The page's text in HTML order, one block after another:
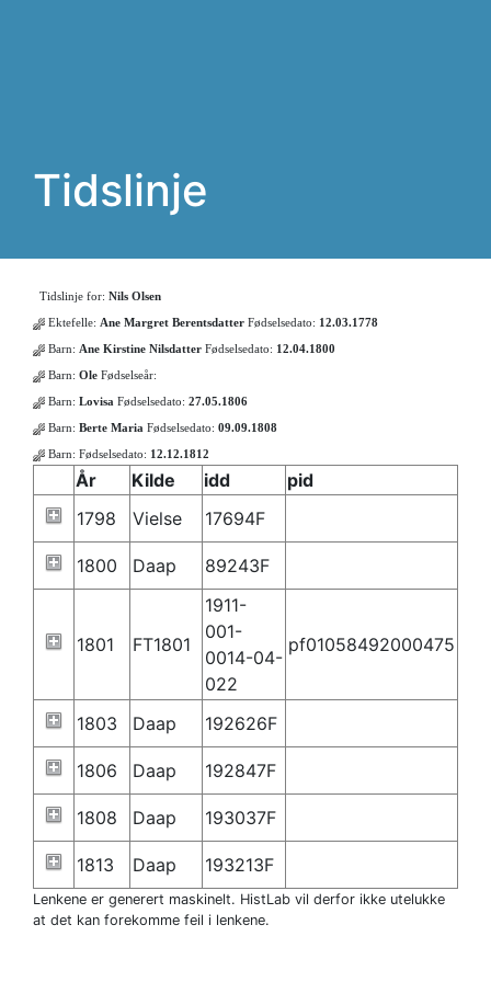
Tidslinje
Tidslinje for: Nils Olsen
Ektefelle: Ane Margret Berentsdatter Fødselsedato: 12.03.1778
Barn: Ane Kirstine Nilsdatter Fødselsedato: 12.04.1800
Barn: Ole Fødselseår:
Barn: Lovisa Fødselsedato: 27.05.1806
Barn: Berte Maria Fødselsedato: 09.09.1808
Barn: Fødselsedato: 12.12.1812
År Kilde idd
pid
1798
Vielse 17694F
1800 Daap 89243F
1801 FT1801
1911-
001-
0014-04-
022
pf01058492000475
1803 Daap 192626F
1806 Daap 192847F
1808 Daap 193037F
1813 Daap 193213F
Lenkene er generert maskinelt. HistLab vil derfor ikke utelukke
at det kan forekomme feil i lenkene.